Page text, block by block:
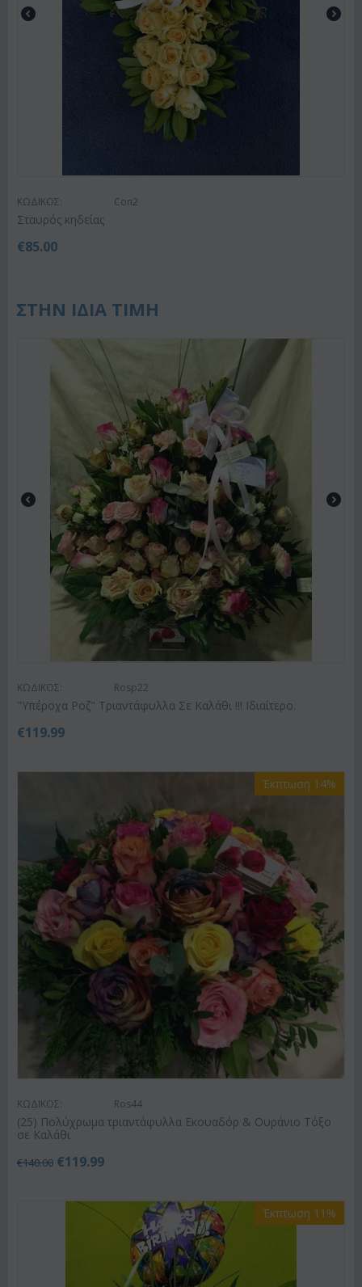
ΚΩΔΙΚΟΣ: Con2
Σταυρός κηδείας
€85.00
ΣΤΗΝ ΙΔΙΑ ΤΙΜΗ
ΚΩΔΙΚΟΣ: Rosp22
"Υπέροχα Ροζ" Τριαντάφυλλα Σε Καλάθι !!! Ιδιαίτερο.
€119.99
Έκπτωση 14%
ΚΩΔΙΚΟΣ: Ros44
(25) Πολύχρωμα τριαντάφυλλα Εκουαδόρ & Ουράνιο Τόξο
σε Καλάθι
€140.00 €119.99
Έκπτωση 11%